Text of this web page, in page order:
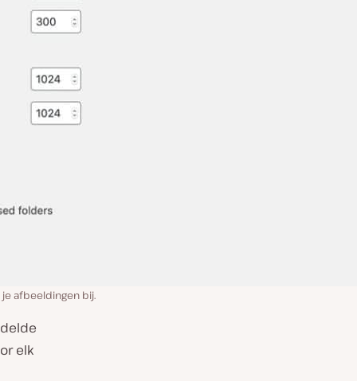
afbeeldingen bij.
elk